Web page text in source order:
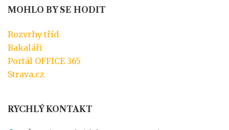
MOHLO BY SE HODIT
Rozvrhy tříd
Bakaláři
Portál OFFICE 365
Strava.cz
RYCHLÝ KONTAKT